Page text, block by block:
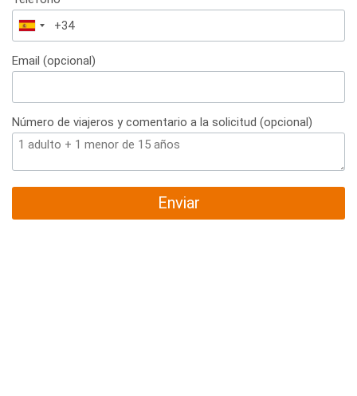
España
+34
Email (opcional)
Número de viajeros y comentario a la solicitud (opcional)
Enviar